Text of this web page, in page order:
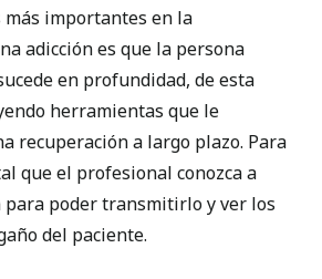
más importantes en la
adicción es que la persona
en profundidad, de esta
herramientas que le
recuperación a largo plazo. Para
que el profesional conozca a
poder transmitirlo y ver los
del paciente.